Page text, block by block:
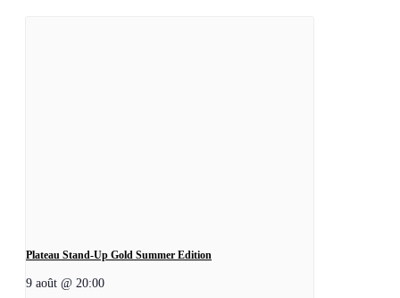
Plateau Stand-Up Gold Summer Edition
9 août @ 20:00